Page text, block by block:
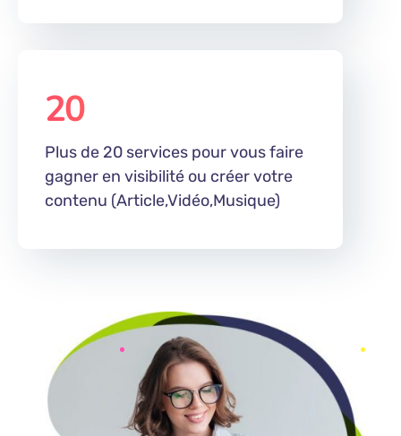
20
Plus de 20 services pour vous faire
gagner en visibilité ou créer votre
contenu (Article,Vidéo,Musique)